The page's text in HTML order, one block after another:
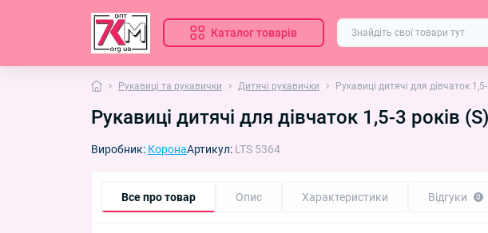
Каталог товарів
Рукавиці та рукавички Дитячі рукавички Рукавиці дитячі для дівчаток
Рукавиці дитячі для дівчаток 1,5-3 років
Виробник: КоронаАртикул: LTS 5364
Все про товар Опис Характеристики Відгуки 0